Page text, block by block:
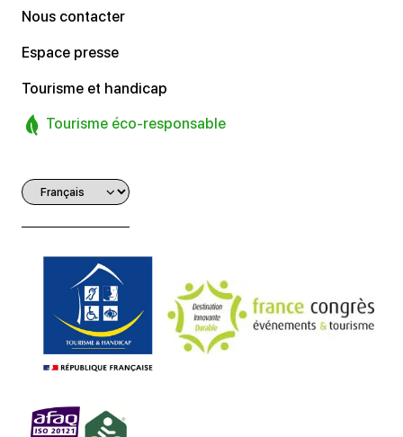
Nous contacter
Espace presse
Tourisme et handicap
Tourisme éco-responsable